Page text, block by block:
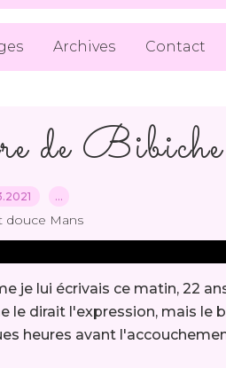
Archives Contact
de Bibiche
…
douce Mans
je lui écrivais ce matin, 22
le dirait l'expression, mais le
heures avant